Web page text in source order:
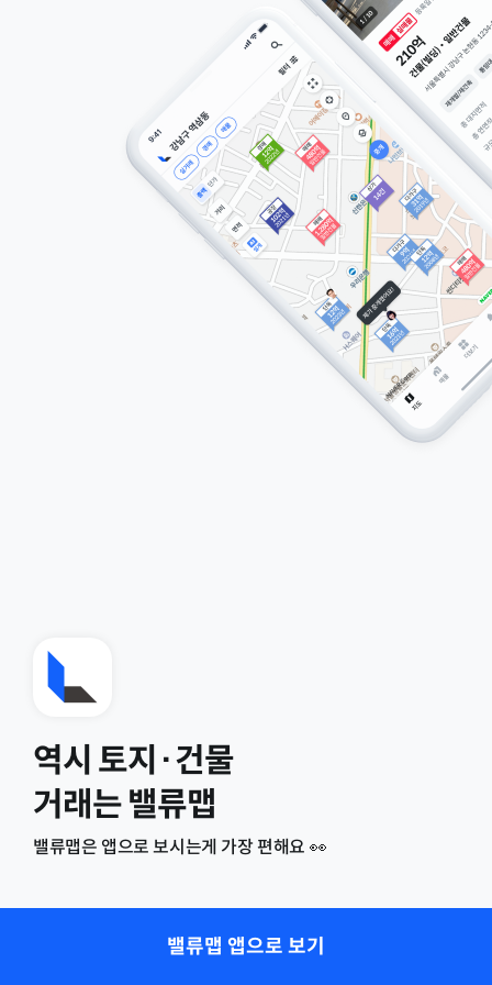
역시 토지·건물
거래는 밸류맵
밸류맵은 앱으로 보시는게 가장 편해요 👀
밸류맵 앱으로 보기